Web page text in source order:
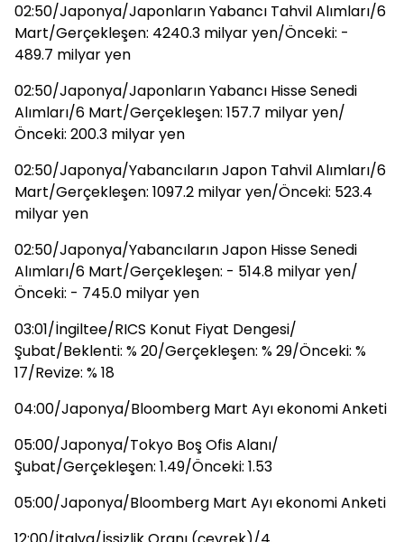
02:50/Japonya/Japonların Yabancı Tahvil Alımları/6
Mart/Gerçekleşen: 4240.3 milyar yen/Önceki: -
489.7 milyar yen
02:50/Japonya/Japonların Yabancı Hisse Senedi
Alımları/6 Mart/Gerçekleşen: 157.7 milyar yen/
Önceki: 200.3 milyar yen
02:50/Japonya/Yabancıların Japon Tahvil Alımları/6
Mart/Gerçekleşen: 1097.2 milyar yen/Önceki: 523.4
milyar yen
02:50/Japonya/Yabancıların Japon Hisse Senedi
Alımları/6 Mart/Gerçekleşen: - 514.8 milyar yen/
Önceki: - 745.0 milyar yen
03:01/İngiltee/RICS Konut Fiyat Dengesi/
Şubat/Beklenti: % 20/Gerçekleşen: % 29/Önceki: %
17/Revize: % 18
04:00/Japonya/Bloomberg Mart Ayı ekonomi Anketi
05:00/Japonya/Tokyo Boş Ofis Alanı/
Şubat/Gerçekleşen: 1.49/Önceki: 1.53
05:00/Japonya/Bloomberg Mart Ayı ekonomi Anketi